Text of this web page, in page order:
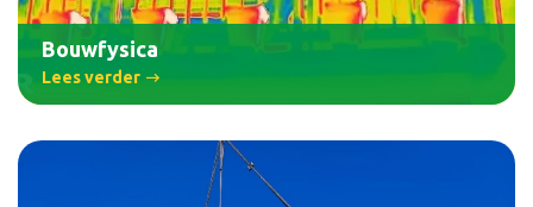
Bouwfysica
Lees verder